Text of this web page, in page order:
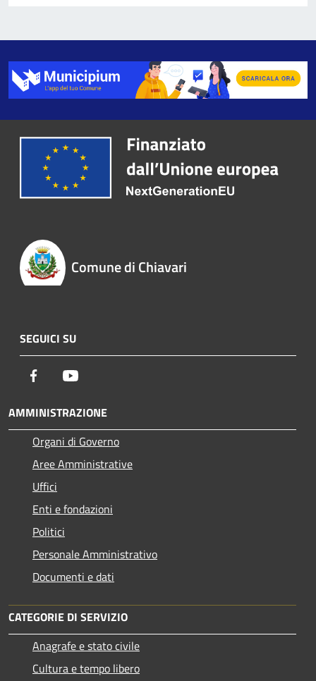
Comune di Chiavari
SEGUICI SU
Facebook
AMMINISTRAZIONE
Organi di Governo
Aree Amministrative
Uffici
Enti e fondazioni
Politici
Personale Amministrativo
Documenti e dati
CATEGORIE DI SERVIZIO
Anagrafe e stato civile
Cultura e tempo libero